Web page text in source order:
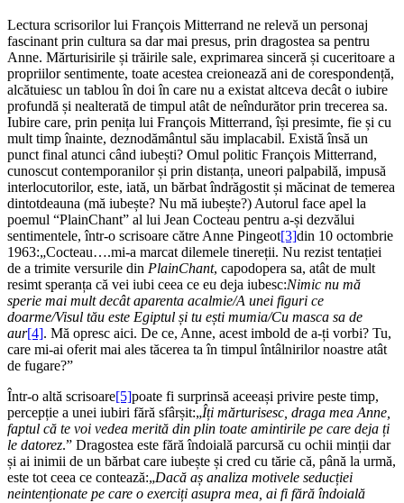
Lectura scrisorilor lui François Mitterrand ne relevă un personaj
fascinant prin cultura sa dar mai presus, prin dragostea sa pentru
Anne. Mărturisirile și trăirile sale, exprimarea sinceră și cuceritoare a
propriilor sentimente, toate acestea creionează ani de corespondență,
alcătuiesc un tablou în doi în care nu a existat altceva decât o iubire
profundă și nealterată de timpul atât de neîndurător prin trecerea sa.
Iubire care, prin penița lui François Mitterrand, își presimte, fie și cu
mult timp înainte, deznodământul său implacabil. Există însă un
punct final atunci când iubești? Omul politic François Mitterrand,
cunoscut contemporanilor și prin distanța, uneori palpabilă, impusă
interlocutorilor, este, iată, un bărbat îndrăgostit și măcinat de temerea
dintotdeauna (mă iubește? Nu mă iubește?) Autorul face apel la
poemul “PlainChant” al lui Jean Cocteau pentru a-și dezvălui
sentimentele, într-o scrisoare către Anne Pingeot[3]din 10 octombrie
1963:„Cocteau….mi-a marcat dilemele tinereții. Nu rezist tentației
de a trimite versurile din PlainChant, capodopera sa, atât de mult
resimt speranța că vei iubi ceea ce eu deja iubesc:Nimic nu mă
sperie mai mult decât aparenta acalmie/A unei figuri ce
doarme/Visul tău este Egiptul și tu ești mumia/Cu masca sa de
aur[4]. Mă opresc aici. De ce, Anne, acest imbold de a-ți vorbi? Tu,
care mi-ai oferit mai ales tăcerea ta în timpul întâlnirilor noastre atât
de fugare?”
Într-o altă scrisoare[5]poate fi surprinsă aceeași privire peste timp,
percepție a unei iubiri fără sfârșit:„Îți mărturisesc, draga mea Anne,
faptul că te voi vedea merită din plin toate amintirile pe care deja ți
le datorez.” Dragostea este fără îndoială parcursă cu ochii minții dar
și ai inimii de un bărbat care iubește și cred cu tărie că, până la urmă,
este tot ceea ce contează:„Dacă aș analiza motivele seducției
neintenționate pe care o exerciți asupra mea, ai fi fără îndoială